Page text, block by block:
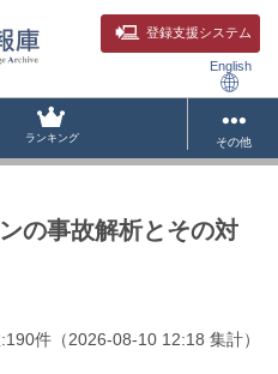
登録支援システム
English
ランキング その他
の事故解析とその対
190件 （2026-08-10 12:18 集計）